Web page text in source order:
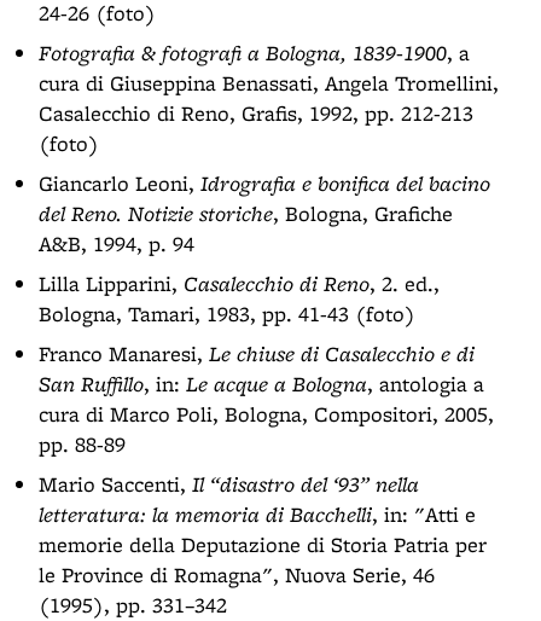
24-26 (foto)
Fotografia & fotografi a Bologna, 1839-1900, a
cura di Giuseppina Benassati, Angela Tromellini,
Casalecchio di Reno, Grafis, 1992, pp. 212-213
(foto)
Giancarlo Leoni, Idrografia e bonifica del bacino
del Reno. Notizie storiche, Bologna, Grafiche
A&B, 1994, p. 94
Lilla Lipparini, Casalecchio di Reno, 2. ed.,
Bologna, Tamari, 1983, pp. 41-43 (foto)
Franco Manaresi, Le chiuse di Casalecchio e di
San Ruffillo, in: Le acque a Bologna, antologia a
cura di Marco Poli, Bologna, Compositori, 2005,
pp. 88-89
Mario Saccenti, Il “disastro del ‘93” nella
letteratura: la memoria di Bacchelli, in: "Atti e
memorie della Deputazione di Storia Patria per
le Province di Romagna", Nuova Serie, 46
(1995), pp. 331–342